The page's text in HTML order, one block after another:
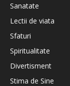
Sanatate
Lectii de viata
Sfaturi
Spiritualitate
Divertisment
Stima de Sine